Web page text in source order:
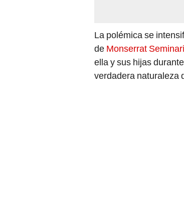
La polémica se
de Monserrat
ella y sus hijas
verdadera naturaleza